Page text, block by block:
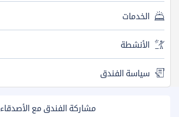
الخدمات
الأنشطة
سياسة الفندق
مشاركة الفندق مع الأصدقاء